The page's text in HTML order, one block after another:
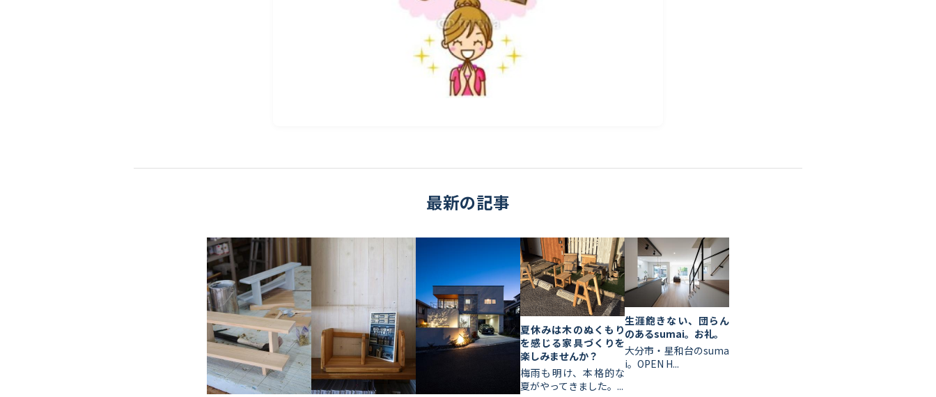
最新の記事
夏休みは木のぬくもり
を感じる家具づくりを
楽しみませんか？
梅雨も明け、本格的な
夏がやってきました。...
生涯飽きない、団らん
のあるsumai。お礼。
大分市・星和台のsuma
i。OPEN H...